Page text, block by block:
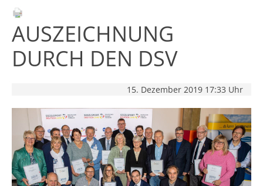
AUSZEICHNUNG
DURCH DEN DSV
15. Dezember 2019 17:33 Uhr